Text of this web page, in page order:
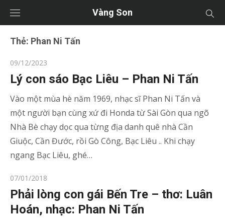
Vàng Son
Thẻ: Phan Ni Tấn
Posted
on
09/12/2023
Lý con sáo Bạc Liêu – Phan Ni Tấn
Vào một mùa hè năm 1969, nhạc sĩ Phan Ni Tấn và
một người bạn cùng xứ đi Honda từ Sài Gòn qua ngõ
Nhà Bè chạy dọc qua từng địa danh quê nhà Cần
Giuộc, Cần Đước, rồi Gò Công, Bạc Liêu .. Khi chạy
ngang Bạc Liêu, ghé…
Posted
on
07/01/2018
Phải lòng con gái Bến Tre – thơ: Luân
Hoán, nhạc: Phan Ni Tấn